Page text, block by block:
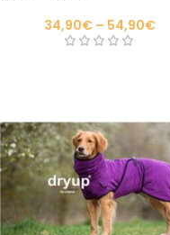
34,90€ – 54,90€